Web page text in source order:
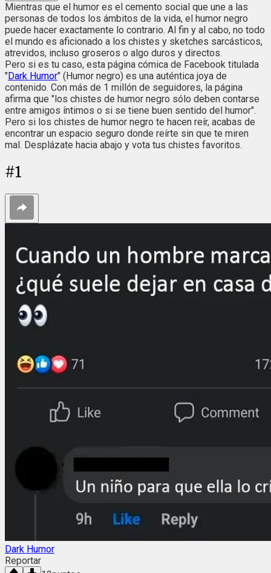
Mientras que el humor es el cemento social que une a las
personas de todos los ámbitos de la vida, el humor negro
puede hacer exactamente lo contrario. Al fin y al cabo, no todo
el mundo es aficionado a los chistes y sketches sarcásticos,
atrevidos, incluso groseros o algo duros y directos.
Pero si es tu caso, esta página cómica de Facebook titulada
"Dark Humor" (Humor negro) es una auténtica joya de
contenido. Con más de 1 millón de seguidores, la página
afirma que "los chistes de humor negro sólo deben contarse
entre amigos íntimos o si se tiene buen sentido del humor".
Pero si los chistes de humor negro te hacen reír, acabas de
encontrar un espacio seguro donde reírte sin que te miren
mal. Desplázate hacia abajo y vota tus chistes favoritos.
#1
Dark Humor
Reportar